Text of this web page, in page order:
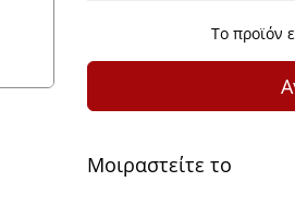
Το προϊόν
Μοιραστείτε το